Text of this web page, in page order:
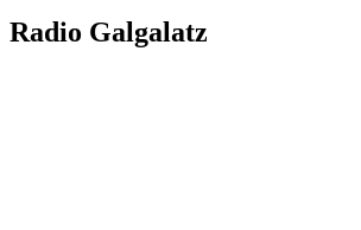
Radio Galgalatz